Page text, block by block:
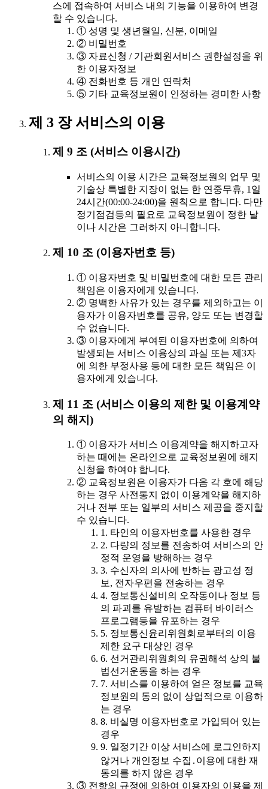
스에 접속하여 서비스 내의 기능을 이용하여 변경
할 수 있습니다.
① 성명 및 생년월일, 신분, 이메일
② 비밀번호
③ 자료신청 / 기관회원서비스 권한설정을 위
한 이용자정보
④ 전화번호 등 개인 연락처
⑤ 기타 교육정보원이 인정하는 경미한 사항
제 3 장 서비스의 이용
제 9 조 (서비스 이용시간)
서비스의 이용 시간은 교육정보원의 업무 및
기술상 특별한 지장이 없는 한 연중무휴, 1일
24시간(00:00-24:00)을 원칙으로 합니다. 다만
정기점검등의 필요로 교육정보원이 정한 날
이나 시간은 그러하지 아니합니다.
제 10 조 (이용자번호 등)
① 이용자번호 및 비밀번호에 대한 모든 관리
책임은 이용자에게 있습니다.
② 명백한 사유가 있는 경우를 제외하고는 이
용자가 이용자번호를 공유, 양도 또는 변경할
수 없습니다.
③ 이용자에게 부여된 이용자번호에 의하여
발생되는 서비스 이용상의 과실 또는 제3자
에 의한 부정사용 등에 대한 모든 책임은 이
용자에게 있습니다.
제 11 조 (서비스 이용의 제한 및 이용계약
의 해지)
① 이용자가 서비스 이용계약을 해지하고자
하는 때에는 온라인으로 교육정보원에 해지
신청을 하여야 합니다.
② 교육정보원은 이용자가 다음 각 호에 해당
하는 경우 사전통지 없이 이용계약을 해지하
거나 전부 또는 일부의 서비스 제공을 중지할
수 있습니다.
1. 타인의 이용자번호를 사용한 경우
2. 다량의 정보를 전송하여 서비스의 안
정적 운영을 방해하는 경우
3. 수신자의 의사에 반하는 광고성 정
보, 전자우편을 전송하는 경우
4. 정보통신설비의 오작동이나 정보 등
의 파괴를 유발하는 컴퓨터 바이러스
프로그램등을 유포하는 경우
5. 정보통신윤리위원회로부터의 이용
제한 요구 대상인 경우
6. 선거관리위원회의 유권해석 상의 불
법선거운동을 하는 경우
7. 서비스를 이용하여 얻은 정보를 교육
정보원의 동의 없이 상업적으로 이용하
는 경우
8. 비실명 이용자번호로 가입되어 있는
경우
9. 일정기간 이상 서비스에 로그인하지
않거나 개인정보 수집․이용에 대한 재
동의를 하지 않은 경우
③ 전항의 규정에 의하여 이용자의 이용을 제